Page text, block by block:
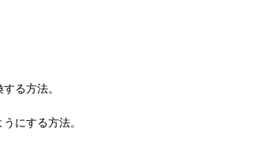
る方法。
にする方法。